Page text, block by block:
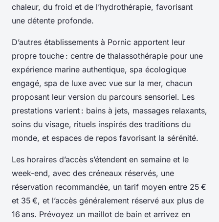
chaleur, du froid et de l’hydrothérapie, favorisant
une détente profonde.
D’autres établissements à Pornic apportent leur
propre touche : centre de thalassothérapie pour une
expérience marine authentique, spa écologique
engagé, spa de luxe avec vue sur la mer, chacun
proposant leur version du parcours sensoriel. Les
prestations varient : bains à jets, massages relaxants,
soins du visage, rituels inspirés des traditions du
monde, et espaces de repos favorisant la sérénité.
Les horaires d’accès s’étendent en semaine et le
week-end, avec des créneaux réservés, une
réservation recommandée, un tarif moyen entre 25 €
et 35 €, et l’accès généralement réservé aux plus de
16 ans. Prévoyez un maillot de bain et arrivez en